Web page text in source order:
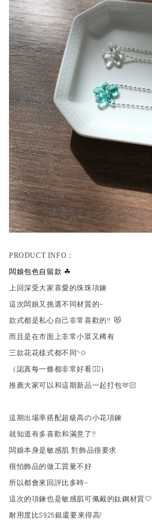
PRODUCT INFO：
闆娘包色自留款 ☘︎
上回深受大家喜愛的珠珠項鍊
這次闆娘又挑選不同材質的~
款式都是私心自己非常喜歡的!! 😻
而且是在市面上非常小眾又稀有
三款花花樣式都不同◝✩
（認真每一條都非常好看❤️‍🔥）
推薦大家可以和這期新品一起打包🫶🏻
這期出場率搭配超級高の小花項鍊
就知道有多喜歡和滿意了!!
闆娘本身是敏感肌 對飾品很要求
很怕飾品的做工質量不好
所以都會來回評比多時~
這次的項鍊也是敏感肌可佩戴的鈦鋼材質🤍
耐用度比S925銀還要來得高!